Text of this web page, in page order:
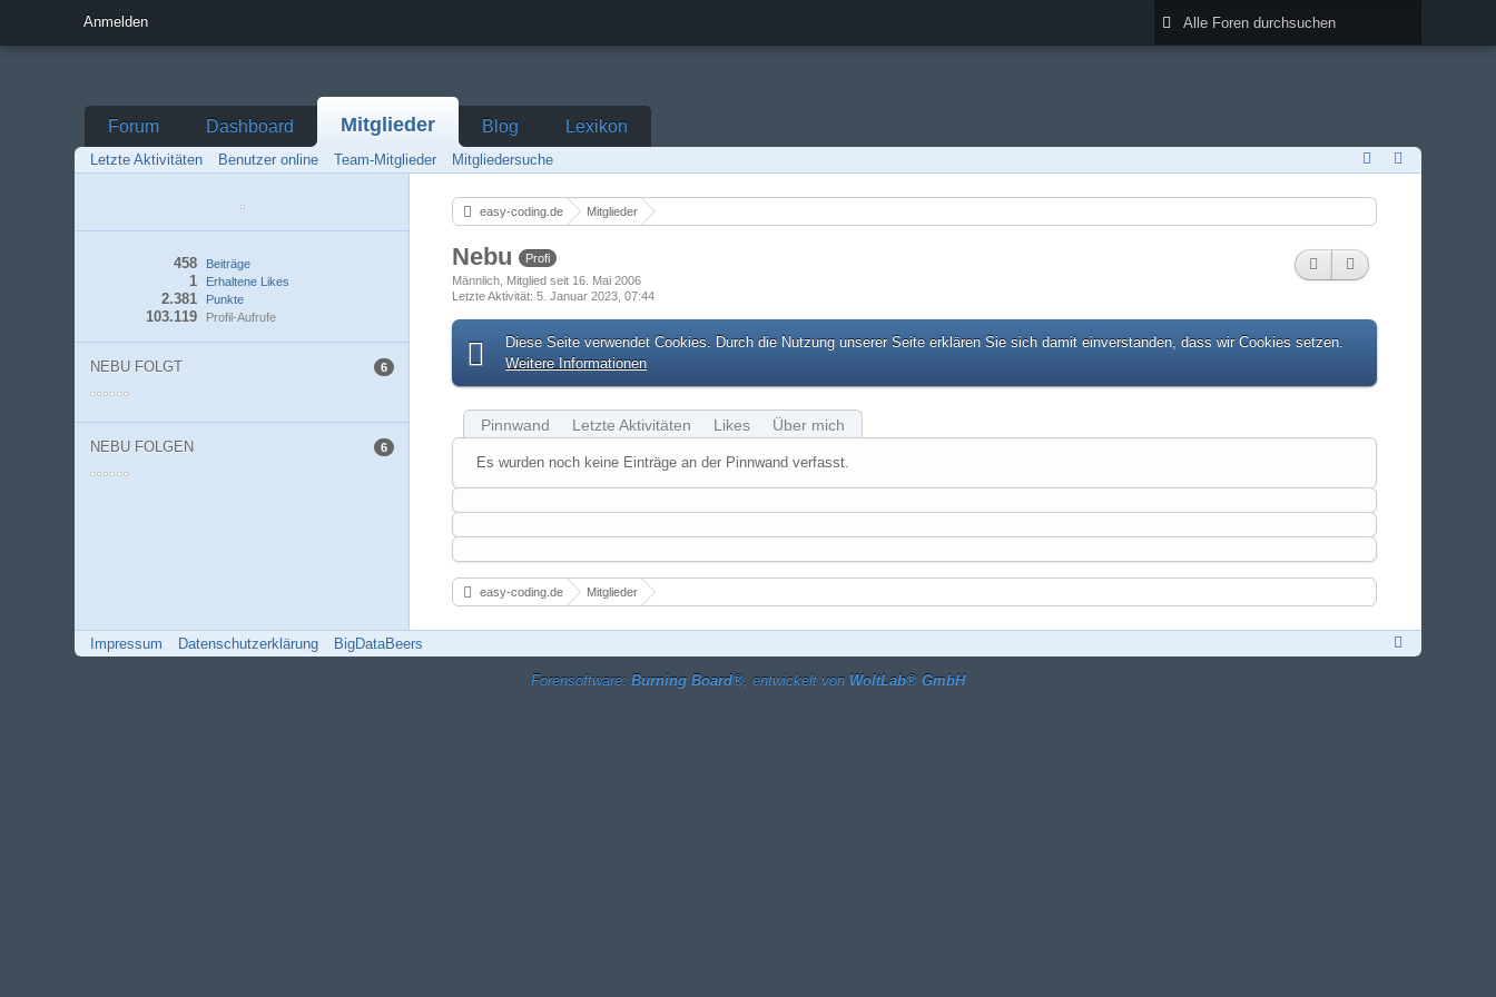
Anmelden
Forum Dashboard Mitglieder Blog Lexikon
Letzte Aktivitäten Benutzer online Team-Mitglieder Mitgliedersuche
Beiträge
458
Erhaltene Likes
1
Punkte
2.381
Profil-Aufrufe
103.119
NEBU FOLGT 6
NEBU FOLGEN 6
easy-coding.de Mitglieder
Nebu Profi
Männlich Mitglied seit 16. Mai 2006
Letzte Aktivität 5. Januar 2023, 07:44
Diese Seite verwendet Cookies. Durch die Nutzung unserer Seite erklären Sie sich damit einverstanden, dass wir Cookies setzen.
Weitere Informationen
Pinnwand Letzte Aktivitäten Likes Über mich
Es wurden noch keine Einträge an der Pinnwand verfasst.
easy-coding.de Mitglieder
Impressum Datenschutzerklärung BigDataBeers
Forensoftware: Burning Board®, entwickelt von WoltLab® GmbH